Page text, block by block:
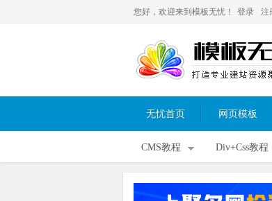
您好，欢迎来到模板无忧！ 登录 注
无忧首页 网页模板
CMS教程 Div+Css教程